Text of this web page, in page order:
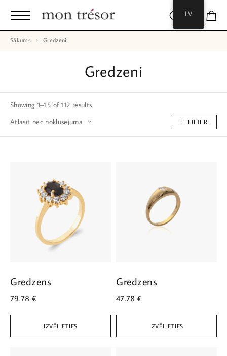
Sākums Gredzeni
Gredzeni
Showing 1–15 of 112 results
FILTER
IZVĒLIETIES
Gredzens
79.78 €
IZVĒLIETIES
Gredzens
47.78 €
LV